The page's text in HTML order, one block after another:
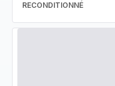
RECONDITIONNÉ